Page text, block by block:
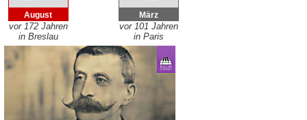
August
vor 172 Jahren
in Breslau
März
vor 101 Jahren
in Paris